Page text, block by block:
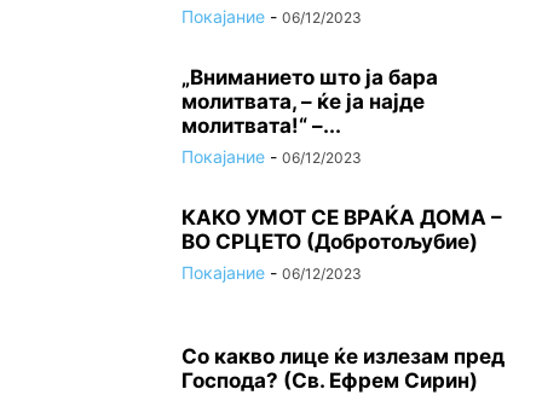
Покајание - 06/12/2023
„Вниманието што jа бара
молитвата, – ќе jа најде
молитвата!“ –...
Покајание - 06/12/2023
КАКО УМОТ СЕ ВРАЌА ДОМА –
ВО СРЦЕТО (Добротољубие)
Покајание - 06/12/2023
Со какво лице ќе излезам пред
Господа? (Св. Ефрем Сирин)